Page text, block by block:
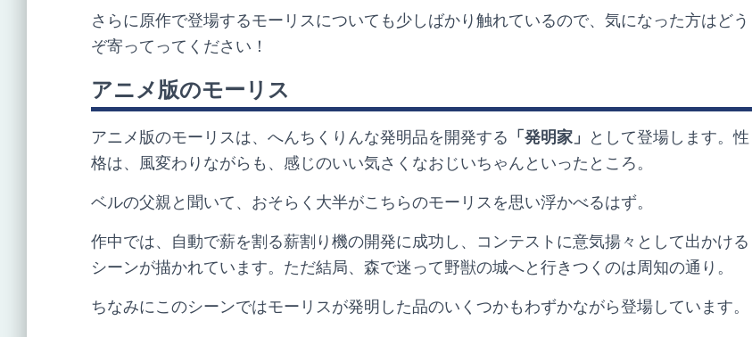
さらに原作で登場するモーリスについても少しばかり触れているので、気になった方はどう
ぞ寄ってってください！
アニメ版のモーリス
アニメ版のモーリスは、へんちくりんな発明品を開発する 「発明家」
として登場します。性
格は、風変わりながらも、感じのいい気さくなおじいちゃんといったところ。
ベルの父親と聞いて、おそらく大半がこちらのモーリスを思い浮かべるはず。
作中では、自動で薪を割る薪割り機の開発に成功し、コンテストに意気揚々として出かける
シーンが描かれています。ただ結局、森で迷って野獣の城へと行きつくのは周知の通り。
ちなみにこのシーンではモーリスが発明した品のいくつかもわずかながら登場しています。